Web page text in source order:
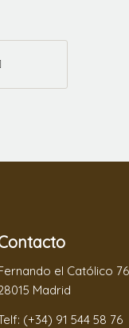
el Católico
Madrid
(+34) 91 544 58 76